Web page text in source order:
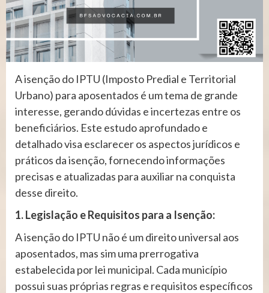
A isenção do IPTU (Imposto Predial e Territorial
Urbano) para aposentados é um tema de grande
interesse, gerando dúvidas e incertezas entre os
beneficiários. Este estudo aprofundado e
detalhado visa esclarecer os aspectos jurídicos e
práticos da isenção, fornecendo informações
precisas e atualizadas para auxiliar na conquista
desse direito.
1. Legislação e Requisitos para a Isenção:
A isenção do IPTU não é um direito universal aos
aposentados, mas sim uma prerrogativa
estabelecida por lei municipal. Cada município
possui suas próprias regras e requisitos específicos